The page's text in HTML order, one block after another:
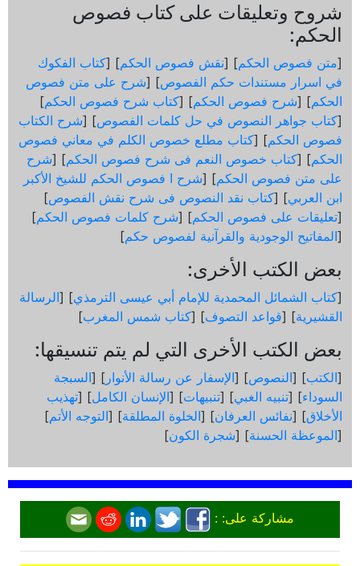
شروح وتعليقات على كتاب فصوص
الحكم:
[متن فصوص الحكم] [نقش فصوص الحكم] [كتاب الفكوك
في اسرار مستندات حكم الفصوص] [شرح على متن فصوص
الحكم] [شرح فصوص الحكم] [كتاب شرح فصوص الحكم]
[كتاب جواهر النصوص في حل كلمات الفصوص] [شرح الكتاب
فصوص الحكم] [كتاب مطلع خصوص الكلم في معاني فصوص
الحكم] [كتاب خصوص النعم فى شرح فصوص الحكم] [شرح
على متن فصوص الحكم] [شرح ا فصوص الحكم للشيخ الأكبر
ابن العربي] [كتاب نقد النصوص فى شرح نقش الفصوص]
[تعليقات على فصوص الحكم] [شرح كلمات فصوص الحكم]
[المفاتيح الوجودية والقرآنیة لفصوص حكم]
بعض الكتب الأخرى:
[كتاب الشمائل المحمدية للإمام أبي عيسى الترمذي] [الرسالة
القشيرية] [قواعد التصوف] [كتاب شمس المغرب]
بعض الكتب الأخرى التي لم يتم تنسيقها:
[الكتب] [النصوص] [الإسفار عن رسالة الأنوار ] [السبجة
السوداء] [تنبيه الغبي] [تنبيهات] [الإنسان الكامل] [تهذيب
الأخلاق] [نفائس العرفان] [الخلوة المطلقة] [التوجه الأتم]
[الموعظة الحسنة] [شجرة الكون]
مشاركة على: :